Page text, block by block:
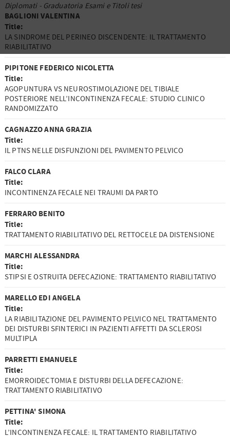
Diplomati - Graduatoria Esami e Titoli tesi
BAGLIONI VALENTINA
Title:
LA SINDROME DEL PERINEO DISCENDENTE: IL TRATTAMENTO
RIABILITATIVO
PIPITONE FEDERICO NICOLETTA
Title:
AGOPUNTURA VS NEUROSTIMOLAZIONE DEL TIBIALE
POSTERIORE NELL’INCONTINENZA FECALE: STUDIO CLINICO
RANDOMIZZATO
CAGNAZZO ANNA GRAZIA
Title:
IL PTNS NELLE DISFUNZIONI DEL PAVIMENTO PELVICO
FALCO CLARA
Title:
INCONTINENZA FECALE NEI TRAUMI DA PARTO
FERRARO BENITO
Title:
TRATTAMENTO RIABILITATIVO DEL RETTOCELE DA DISTENSIONE
MARCHI ALESSANDRA
Title:
STIPSI E OSTRUITA DEFECAZIONE: TRATTAMENTO RIABILITATIVO
MARELLO EDI ANGELA
Title:
LA RIABILITAZIONE DEL PAVIMENTO PELVICO NEL TRATTAMENTO
DEI DISTURBI SFINTERICI IN PAZIENTI AFFETTI DA SCLEROSI
MULTIPLA
PARRETTI EMANUELE
Title:
EMORROIDECTOMIA E DISTURBI DELLA DEFECAZIONE:
TRATTAMENTO RIABILITATIVO
PETTINA' SIMONA
Title:
L’INCONTINENZA FECALE: IL TRATTAMENTO RIABILITATIVO